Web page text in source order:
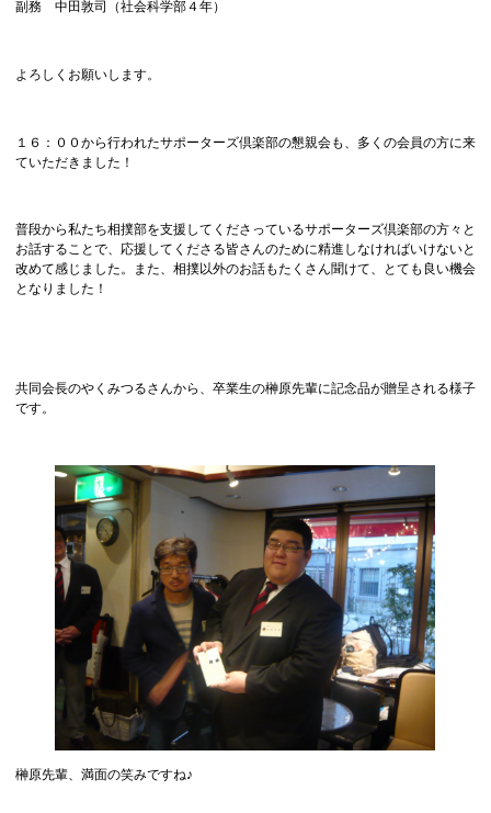
副務 中田敦司（社会科学部４年）
よろしくお願いします。
１６：００から行われたサポーターズ倶楽部の懇親会も、多くの会員の方に来
ていただきました！
普段から私たち相撲部を支援してくださっているサポーターズ倶楽部の方々と
お話することで、応援してくださる皆さんのために精進しなければいけないと
改めて感じました。また、相撲以外のお話もたくさん聞けて、とても良い機会
となりました！
共同会長のやくみつるさんから、卒業生の榊原先輩に記念品が贈呈される様子
です。
榊原先輩、満面の笑みですね♪